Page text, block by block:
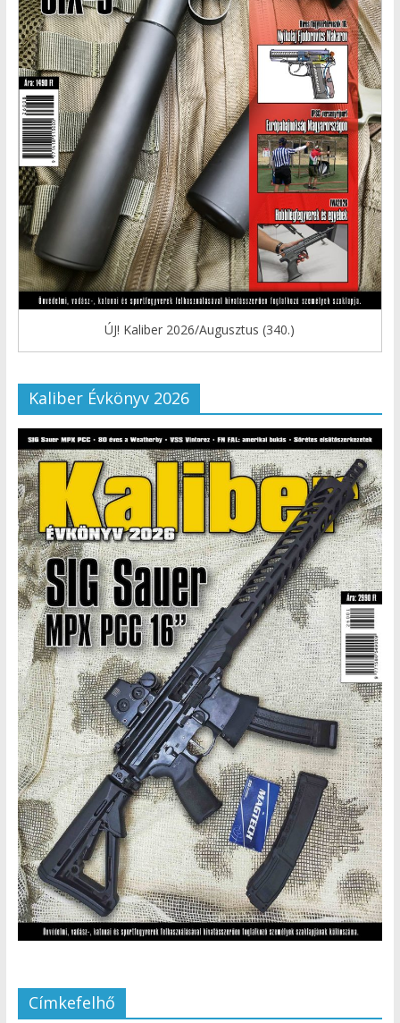
ÚJ! Kaliber 2026/Augusztus (340.)
Kaliber Évkönyv 2026
Címkefelhő